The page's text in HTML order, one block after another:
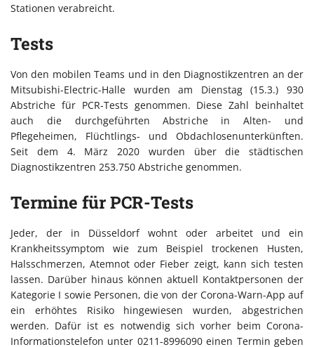
Stationen verabreicht.
Tests
Von den mobilen Teams und in den Diagnostikzentren an der
Mitsubishi-Electric-Halle wurden am Dienstag (15.3.) 930
Abstriche für PCR-Tests genommen. Diese Zahl beinhaltet
auch die durchgeführten Abstriche in Alten- und
Pflegeheimen, Flüchtlings- und Obdachlosenunterkünften.
Seit dem 4. März 2020 wurden über die städtischen
Diagnostikzentren 253.750 Abstriche genommen.
Termine für PCR-Tests
Jeder, der in Düsseldorf wohnt oder arbeitet und ein
Krankheitssymptom wie zum Beispiel trockenen Husten,
Halsschmerzen, Atemnot oder Fieber zeigt, kann sich testen
lassen. Darüber hinaus können aktuell Kontaktpersonen der
Kategorie I sowie Personen, die von der Corona-Warn-App auf
ein erhöhtes Risiko hingewiesen wurden, abgestrichen
werden. Dafür ist es notwendig sich vorher beim Corona-
Informationstelefon unter 0211-8996090 einen Termin geben